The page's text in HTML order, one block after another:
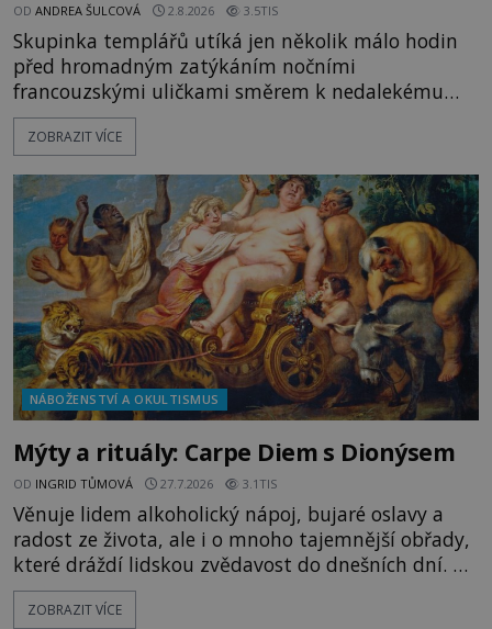
OD ANDREA ŠULCOVÁ 2.8.2026 3.5TIS
Skupinka templářů utíká jen několik málo hodin
před hromadným zatýkáním nočními
francouzskými uličkami směrem k nedalekému
přístavu. Jeden z nich má přes ramena ranec s
tajemným obsahem. Kapitán lodi už na ně čeká.
vyplouváme,“ sdělí jim. „Kam máme namířeno,
kapitáne?“ zeptá se ho jeden z templářů. „Do Sk
ZOBRAZIT VÍCE
NÁBOŽENSTVÍ A OKULTISMUS
Mýty a rituály: Carpe Diem s Dionýsem
OD INGRID TŮMOVÁ 27.7.2026 3.1TIS
Věnuje lidem alkoholický nápoj, bujaré oslavy a
radost ze života, ale i o mnoho tajemnější obřady,
které dráždí lidskou zvědavost do dnešních dní. Co
doopravdy představuje bůh, jemuž Římané říkají
Bakchus? Mytologický příběh řeckého boha
ZOBRAZIT VÍCE